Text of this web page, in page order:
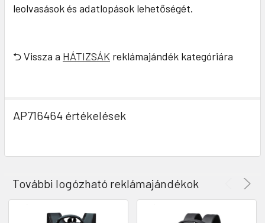
leolvasások és adatlopások lehetőségét.
⮌ Vissza a HÁTIZSÁK reklámajándék kategóriára
AP716464 értékelések
További logózható reklámajándékok